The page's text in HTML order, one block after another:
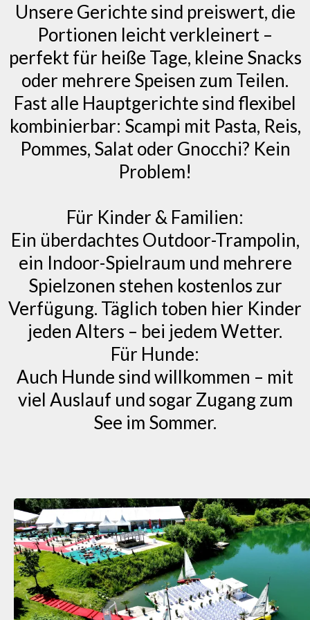
Unsere Gerichte sind preiswert, die
Portionen leicht verkleinert –
perfekt für heiße Tage, kleine Snacks
oder mehrere Speisen zum Teilen.
Fast alle Hauptgerichte sind flexibel
kombinierbar: Scampi mit Pasta, Reis,
Pommes, Salat oder Gnocchi? Kein
Problem!
Für Kinder & Familien:
Ein überdachtes Outdoor-Trampolin,
ein Indoor-Spielraum und mehrere
Spielzonen stehen kostenlos zur
Verfügung. Täglich toben hier Kinder
jeden Alters – bei jedem Wetter.
Für Hunde:
Auch Hunde sind willkommen – mit
viel Auslauf und sogar Zugang zum
See im Sommer.